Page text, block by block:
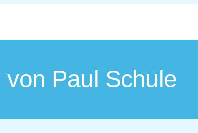
von Paul Schule